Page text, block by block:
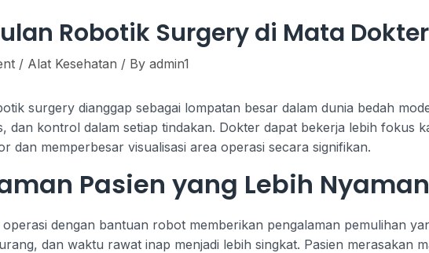
Robotik Surgery di Mata
/ Alat Kesehatan / By admin1
surgery dianggap sebagai lompatan besar dalam dunia bedah
dan kontrol dalam setiap tindakan. Dokter dapat bekerja lebih fokus
dan memperbesar visualisasi area operasi secara signifikan.
Pasien yang Lebih Nyaman
operasi dengan bantuan robot memberikan pengalaman pemulihan
dan waktu rawat inap menjadi lebih singkat. Pasien merasakan